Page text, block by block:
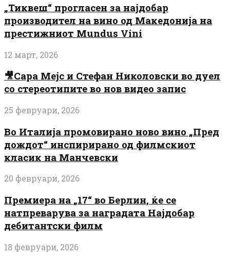
„Тиквеш“ прогласен за најдобар
производител на вино од Македонија на
престижниот Mundus Vini
12 март, 2026
🎥Сара Мејс и Стефан Николовски во дуел
со стереотипите во нов видео запис
25 февруари, 2026
Во Италија промовирано ново вино „Пред
дождот“ инспирирано од филмскиот
класик на Манчевски
20 февруари, 2026
Премиера на „17“ во Берлин, ќе се
натпреварува за наградата Најдобар
дебитантски филм
18 февруари, 2026